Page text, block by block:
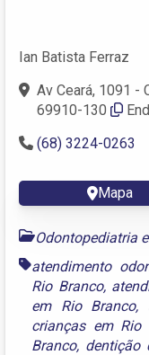
Ian Batista Ferraz
Av Ceará, 1091 -
69910-130
(68) 3224-0263
Mapa
Odontopediatria
atendimento
Rio Branco,
em Rio Branco,
crianças em Rio
Branco, dentição